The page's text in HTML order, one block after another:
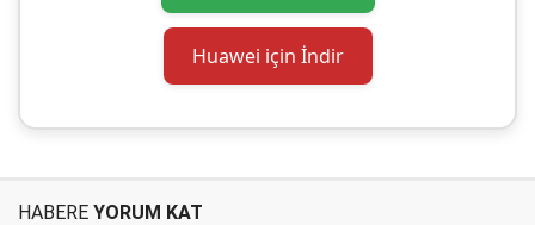
Huawei için İndir
HABERE YORUM KAT